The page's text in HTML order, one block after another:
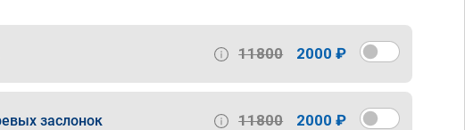
11800 2000 ₽
заслонок 11800 2000 ₽